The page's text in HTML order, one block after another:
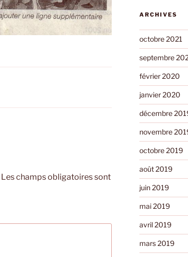
Les champs obligatoires sont
ARCHIVES
octobre 2021
septembre
février 2020
janvier 2020
décembre
novembre
octobre 2019
août 2019
juin 2019
mai 2019
avril 2019
mars 2019